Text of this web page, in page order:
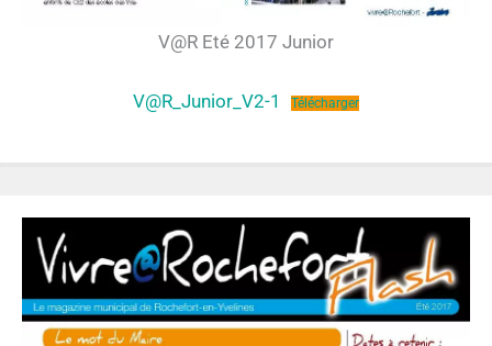
V@R Eté 2017 Junior
V@R_Junior_V2-1 Télécharger